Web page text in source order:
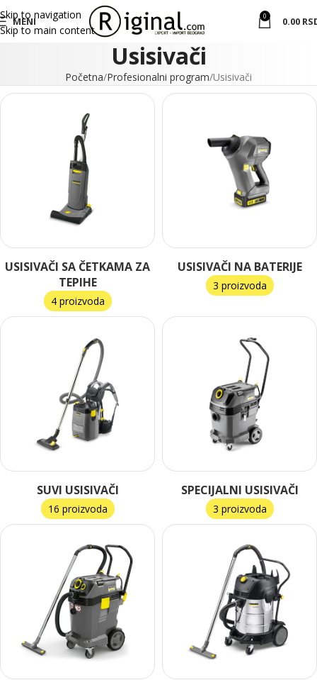
Skip to navigation
Skip to main content
MENI 0 0.00
Usisivači
Početna Profesionalni program Usisivači
USISIVAČI SA ČETKAMA ZA
TEPIHE
4 proizvoda
USISIVAČI NA BATERIJE
3 proizvoda
SUVI USISIVAČI
16 proizvoda
SPECIJALNI USISIVAČI
3 proizvoda